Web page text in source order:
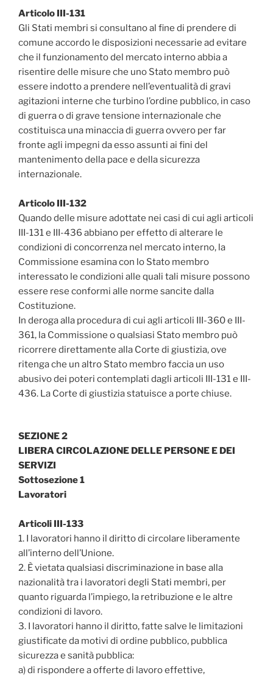
Articolo III-131
Gli Stati membri si consultano al fine di prendere di
comune accordo le disposizioni necessarie ad evitare
che il funzionamento del mercato interno abbia a
risentire delle misure che uno Stato membro può
essere indotto a prendere nell’eventualità di gravi
agitazioni interne che turbino l’ordine pubblico, in caso
di guerra o di grave tensione internazionale che
costituisca una minaccia di guerra ovvero per far
fronte agli impegni da esso assunti ai fini del
mantenimento della pace e della sicurezza
internazionale.
Articolo III-132
Quando delle misure adottate nei casi di cui agli articoli
III-131 e III-436 abbiano per effetto di alterare le
condizioni di concorrenza nel mercato interno, la
Commissione esamina con lo Stato membro
interessato le condizioni alle quali tali misure possono
essere rese conformi alle norme sancite dalla
Costituzione.
In deroga alla procedura di cui agli articoli III-360 e III-
361, la Commissione o qualsiasi Stato membro può
ricorrere direttamente alla Corte di giustizia, ove
ritenga che un altro Stato membro faccia un uso
abusivo dei poteri contemplati dagli articoli III-131 e III-
436. La Corte di giustizia statuisce a porte chiuse.
SEZIONE 2
LIBERA CIRCOLAZIONE DELLE PERSONE E DEI
SERVIZI
Sottosezione 1
Lavoratori
Articoli III-133
1. I lavoratori hanno il diritto di circolare liberamente
all’interno dell’Unione.
2. È vietata qualsiasi discriminazione in base alla
nazionalità tra i lavoratori degli Stati membri‚ per
quanto riguarda l’impiego‚ la retribuzione e le altre
condizioni di lavoro.
3. I lavoratori hanno il diritto, fatte salve le limitazioni
giustificate da motivi di ordine pubblico‚ pubblica
sicurezza e sanità pubblica:
a) di rispondere a offerte di lavoro effettive‚